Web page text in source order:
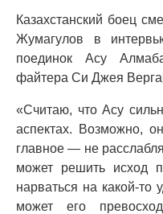
Казахстанский боец
Жумагулов в
поединок Асу
файтера Си Джея
«Считаю, что Асу
аспектах. Возможно,
главное — не
может решить исход
нарваться на какой-то
может его